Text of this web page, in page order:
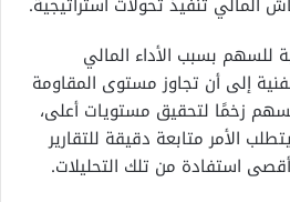
للسهم بسبب الأداء المالي
إلى أن تجاوز مستوى المقاومة
السهم زخمًا لتحقيق مستويات أعلى،
90 و103 ريال. يتطلب الأمر متابعة دقيقة للتقارير
استفادة من تلك التحليلات.